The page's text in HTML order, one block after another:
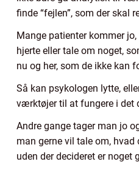
finde “fejlen”, som der skal
Mange patienter kommer
hjerte eller tale om noget,
nu og her, som de ikke kan
Så kan psykologen lytte,
værktøjer til at fungere i det
Andre gange tager man jo
man gerne vil tale om, hvad
uden der decideret er noget